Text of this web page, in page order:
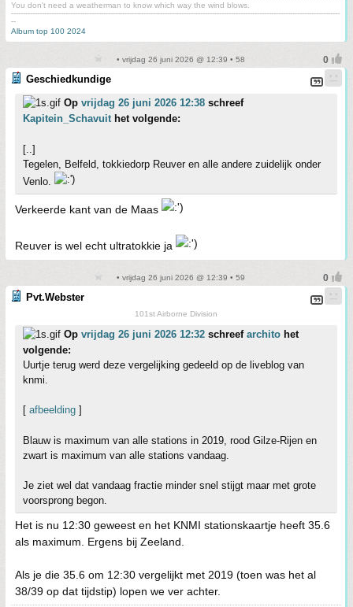
You don't need a weatherman to know which way the wind blows.
-------------------------------------------------------------------------------------------------------------------------------------------
--
Album top 100 2024
• vrijdag 26 juni 2026 @ 12:39 • 58
Geschiedkundige
Op vrijdag 26 juni 2026 12:38 schreef
Kapitein_Schavuithet volgende:
[..]
Tegelen, Belfeld, tokkiedorp Reuver en alle andere zuidelijk onder
Venlo.
Verkeerde kant van de Maas
Reuver is wel echt ultratokkie ja
• vrijdag 26 juni 2026 @ 12:39 • 59
Pvt.Webster
101st Airborne Division
Op vrijdag 26 juni 2026 12:32 schreef archito het
volgende:
Uurtje terug werd deze vergelijking gedeeld op de liveblog van
knmi.
[ afbeelding ]
Blauw is maximum van alle stations in 2019, rood Gilze-Rijen en
zwart is maximum van alle stations vandaag.
Je ziet wel dat vandaag fractie minder snel stijgt maar met grote
voorsprong begon.
Het is nu 12:30 geweest en het KNMI stationskaartje heeft 35.6
als maximum. Ergens bij Zeeland.
Als je die 35.6 om 12:30 vergelijkt met 2019 (toen was het al
38/39 op dat tijdstip) lopen we ver achter.